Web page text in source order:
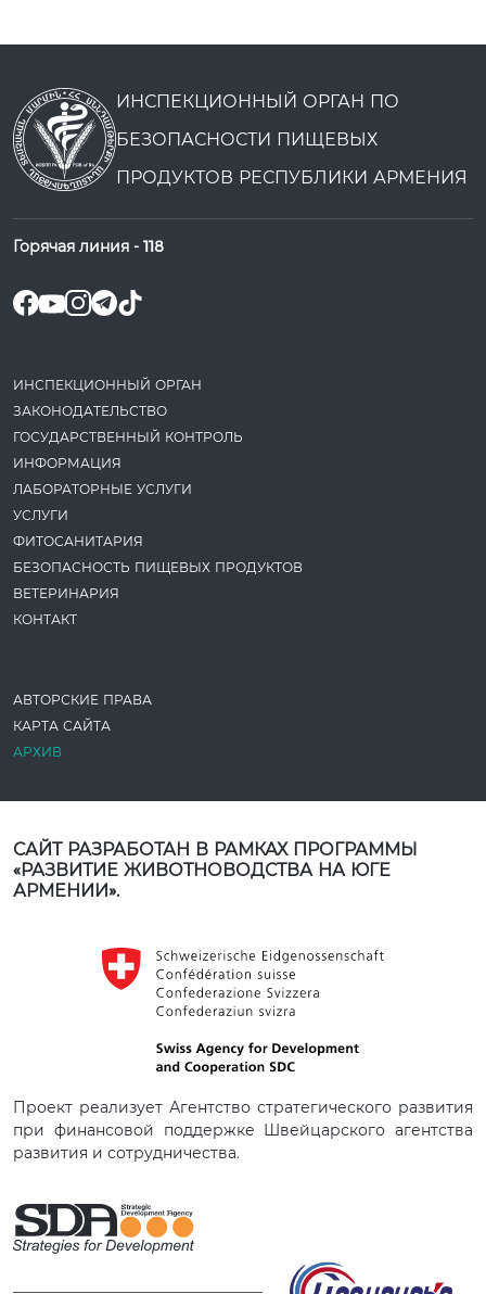
ИНСПЕКЦИОННЫЙ ОРГАН ПО
БЕЗОПАСНОСТИ ПИЩЕВЫХ
ПРОДУКТОВ РЕСПУБЛИКИ АРМЕНИЯ
Горячая линия - 118
ИНСПЕКЦИОННЫЙ ОРГАН
ЗАКОНОДАТЕ­ЛЬСТВО
ГОСУДАРСТВЕННЫЙ КОНТРОЛЬ
ИНФОРМАЦИЯ
ЛАБОРАТОРНЫЕ УСЛУГИ
УСЛУГИ
ФИТОСАНИТАРИЯ
БЕЗОПАСНОСТЬ ПИЩЕВЫХ ПРОДУКТОВ
ВЕТЕРИНАРИЯ
КОНТАКТ
АВТОРСКИЕ ПРАВА
КАРТА САЙТА
АРХИВ
САЙТ РАЗРАБОТАН В РАМКАХ ПРОГРАММЫ
«РАЗВИТИЕ ЖИВОТНОВОДСТВА НА ЮГЕ
АРМЕНИИ».
Проект реализует Агентство стратегического развития
при финансовой поддержке Швейцарского агентства
развития и сотрудничества.